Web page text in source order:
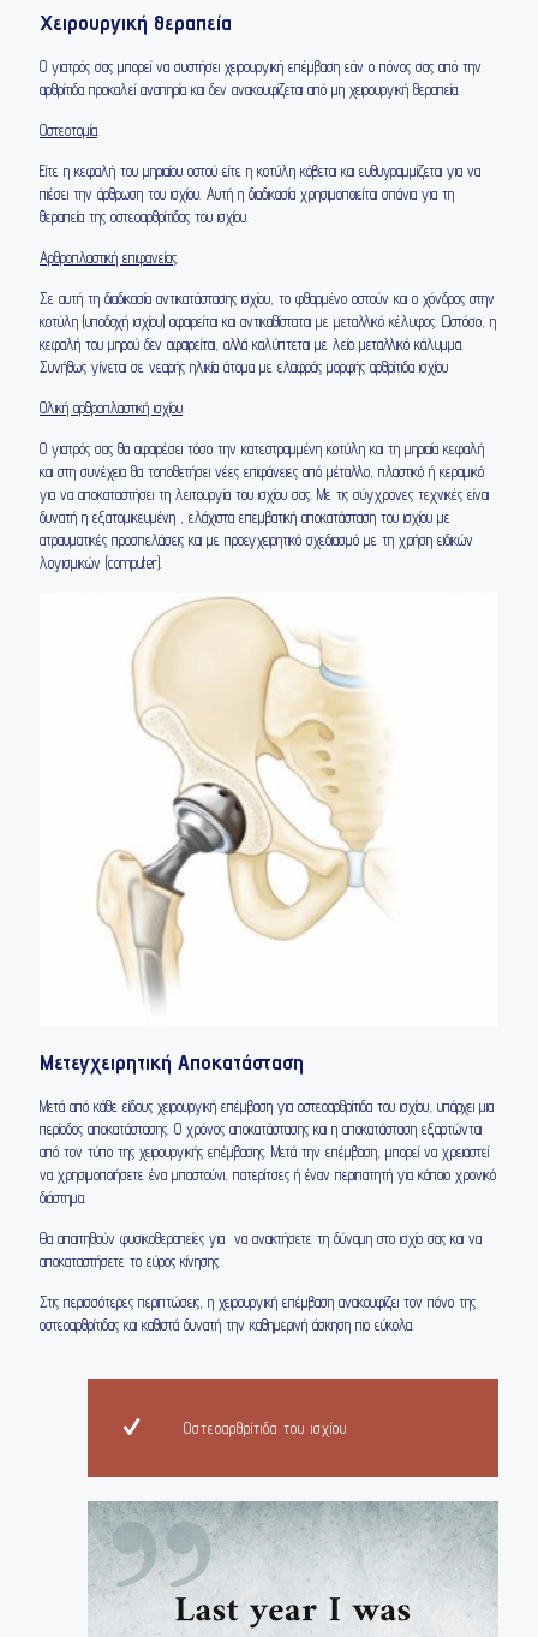
Χειρουργική θεραπεία
Ο γιατρός σας μπορεί να συστήσει χειρουργική επέμβαση εάν ο πόνος σας από την
αρθρίτιδα προκαλεί αναπηρία και δεν ανακουφίζεται από μη χειρουργική θεραπεία.
Οστεοτομία
Είτε η κεφαλή του μηριαίου οστού είτε η κοτύλη κόβεται και ευθυγραμμίζεται για να
πιέσει την άρθρωση του ισχίου. Αυτή η διαδικασία χρησιμοποιείται σπάνια για τη
θεραπεία της οστεοαρθρίτιδας του ισχίου.
Αρθροπλαστική επιφανείας
Σε αυτή τη διαδικασία αντικατάστασης ισχίου, το φθαρμένο οστούν και ο χόνδρος στην
κοτύλη (υποδοχή ισχίου) αφαιρείται και αντικαθίσταται με μεταλλικό κέλυφος. Ωστόσο, η
κεφαλή του μηρού δεν αφαιρείται, αλλά καλύπτεται με λείο μεταλλικό κάλυμμα.
Συνήθως γίνεται σε νεαρής ηλικία άτομα με ελαφράς μορφής αρθρίτιδα ισχίου
Ολική αρθροπλαστική ισχίου
Ο γιατρός σας θα αφαιρέσει τόσο την κατεστραμμένη κοτύλη και τη μηριαία κεφαλή
και στη συνέχεια θα τοποθετήσει νέες επιφάνειες από μέταλλο, πλαστικό ή κεραμικό
για να αποκαταστήσει τη λειτουργία του ισχίου σας. Με τις σύγχρονες τεχνικές είναι
δυνατή η εξατομικευμένη , ελάχιστα επεμβατική αποκατάσταση του ισχίου με
ατραυματικές προσπελάσεις και με προεγχειρητικό σχεδιασμό με τη χρήση ειδικών
λογισμικών (computer).
Μετεγχειρητική Αποκατάσταση
Μετά από κάθε είδους χειρουργική επέμβαση για οστεοαρθρίτιδα του ισχίου, υπάρχει μια
περίοδος αποκατάστασης. Ο χρόνος αποκατάστασης και η αποκατάσταση εξαρτώνται
από τον τύπο της χειρουργικής επέμβασης. Μετά την επέμβαση, μπορεί να χρειαστεί
να χρησιμοποιήσετε ένα μπαστούνι, πατερίτσες ή έναν περιπατητή για κάποιο χρονικό
διάστημα.
Θα απαιτηθούν φυσικοθεραπείες για να ανακτήσετε τη δύναμη στο ισχίο σας και να
αποκαταστήσετε το εύρος κίνησης.
Στις περισσότερες περιπτώσεις, η χειρουργική επέμβαση ανακουφίζει τον πόνο της
οστεοαρθρίτιδας και καθιστά δυνατή την καθημερινή άσκηση πιο εύκολα.
Οστεοαρθρίτιδα του ισχίου